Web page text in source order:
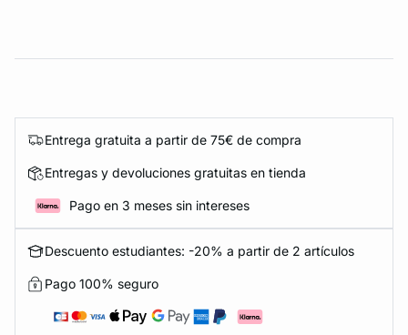
Entrega gratuita a partir de 75€ de compra
Entregas y devoluciones gratuitas en tienda
Pago en 3 meses sin intereses
Descuento estudiantes: -20% a partir de 2 artículos
Pago 100% seguro